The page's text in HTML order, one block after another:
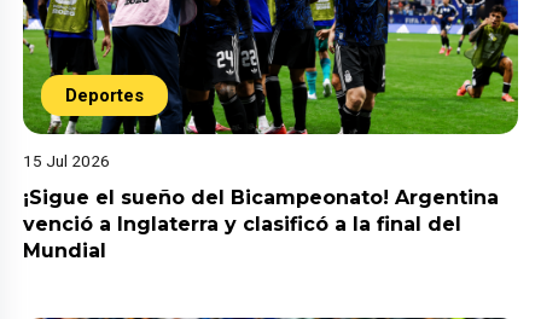
Deportes
15 Jul 2026
¡Sigue el sueño del Bicampeonato! Argentina
venció a Inglaterra y clasificó a la final del
Mundial